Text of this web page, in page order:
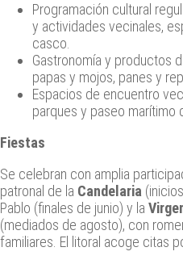
Programación cultural
y actividades vecinales,
casco.
Gastronomía y productos
papas y mojos, panes y
Espacios de encuentro
parques y paseo marítimo
Fiestas
Se celebran con amplia
patronal de la Candelaria
Pablo (finales de junio) y la
(mediados de agosto), con
familiares. El litoral acoge citas